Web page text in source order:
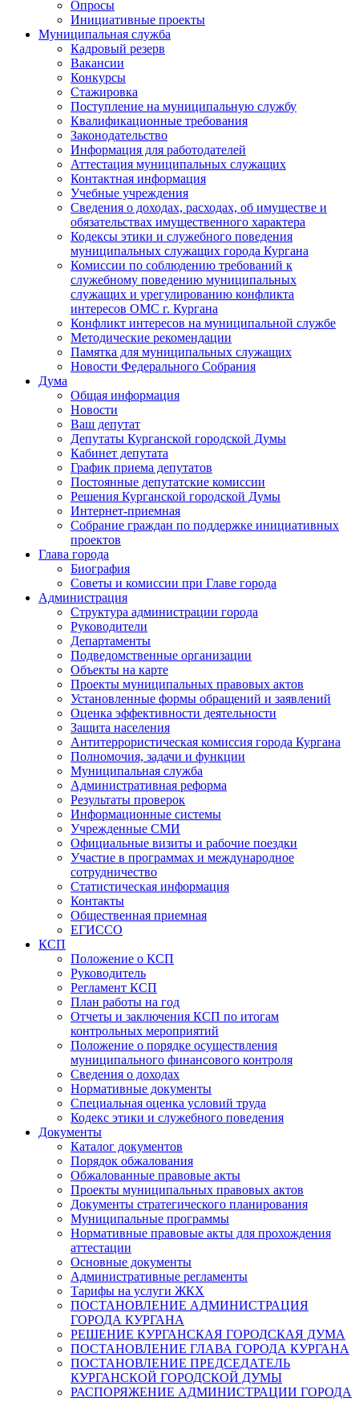
Опросы
Инициативные проекты
Муниципальная служба
Кадровый резерв
Вакансии
Конкурсы
Стажировка
Поступление на муниципальную службу
Квалификационные требования
Законодательство
Информация для работодателей
Аттестация муниципальных служащих
Контактная информация
Учебные учреждения
Сведения о доходах, расходах, об имуществе и
обязательствах имущественного характера
Кодексы этики и служебного поведения
муниципальных служащих города Кургана
Комиссии по соблюдению требований к
служебному поведению муниципальных
служащих и урегулированию конфликта
интересов ОМС г. Кургана
Конфликт интересов на муниципальной службе
Методические рекомендации
Памятка для муниципальных служащих
Новости Федерального Cобрания
Дума
Общая информация
Новости
Ваш депутат
Депутаты Курганской городской Думы
Кабинет депутата
График приема депутатов
Постоянные депутатские комиссии
Решения Курганской городской Думы
Интернет-приемная
Собрание граждан по поддержке инициативных
проектов
Глава города
Биография
Советы и комиссии при Главе города
Администрация
Структура администрации города
Руководители
Департаменты
Подведомственные организации
Объекты на карте
Проекты муниципальных правовых актов
Установленные формы обращений и заявлений
Оценка эффективности деятельности
Защита населения
Антитеррористическая комиссия города Кургана
Полномочия, задачи и функции
Муниципальная служба
Административная реформа
Результаты проверок
Информационные системы
Учрежденные СМИ
Официальные визиты и рабочие поездки
Участие в программах и международное
сотрудничество
Статистическая информация
Контакты
Общественная приемная
ЕГИССО
КСП
Положение о КСП
Руководитель
Регламент КСП
План работы на год
Отчеты и заключения КСП по итогам
контрольных мероприятий
Положение о порядке осуществления
муниципального финансового контроля
Сведения о доходах
Нормативные документы
Специальная оценка условий труда
Кодекс этики и служебного поведения
Документы
Каталог документов
Порядок обжалования
Обжалованные правовые акты
Проекты муниципальных правовых актов
Документы стратегического планирования
Муниципальные программы
Нормативные правовые акты для прохождения
аттестации
Основные документы
Административные регламенты
Тарифы на услуги ЖКХ
ПОСТАНОВЛЕНИЕ АДМИНИСТРАЦИЯ
ГОРОДА КУРГАНА
РЕШЕНИЕ КУРГАНСКАЯ ГОРОДСКАЯ ДУМА
ПОСТАНОВЛЕНИЕ ГЛАВА ГОРОДА КУРГАНА
ПОСТАНОВЛЕНИЕ ПРЕДСЕДАТЕЛЬ
КУРГАНСКОЙ ГОРОДСКОЙ ДУМЫ
РАСПОРЯЖЕНИЕ АДМИНИСТРАЦИИ ГОРОДА